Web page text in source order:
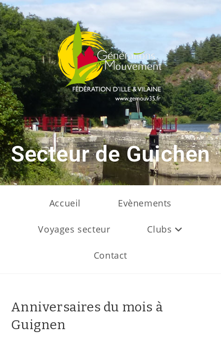
Secteur de Guichen
Accueil Evènements
Voyages secteur Clubs
Contact
Anniversaires du mois à
Guignen